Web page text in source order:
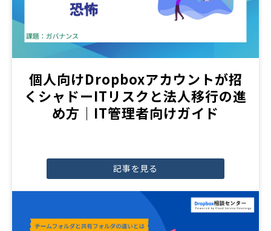
個人向けDropboxアカウントが招
くシャドーITリスクと法人移行の進
め方｜IT管理者向けガイド
記事を見る